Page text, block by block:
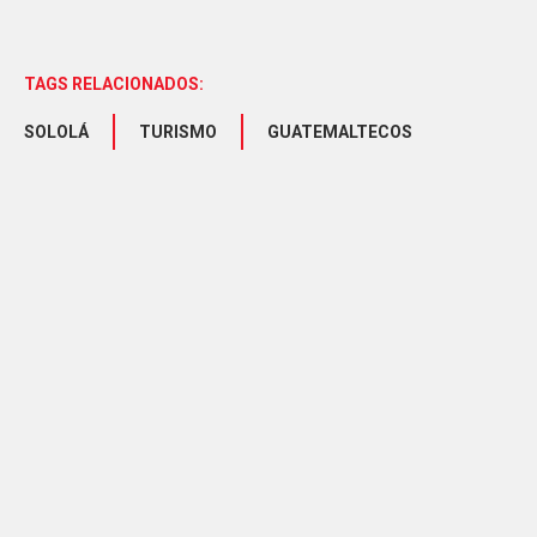
TAGS RELACIONADOS:
SOLOLÁ TURISMO GUATEMALTECOS